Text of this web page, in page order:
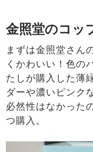
金照堂のコッ
まずは金照堂さん
くかわいい！色の
たしが購入した薄
ダーや濃いピンク
必然性はなかった
つ購入。